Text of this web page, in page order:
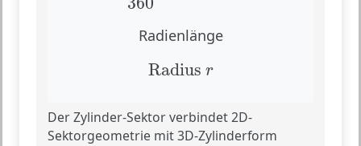
Radienlänge
Radius r
Radiusr
Der Zylinder-Sektor verbindet 2D-
Sektorgeometrie mit 3D-Zylinderform